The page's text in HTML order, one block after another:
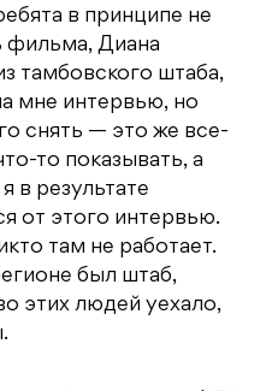
в принципе не
фильма, Диана
тамбовского штаба,
мне интервью, но
снять — это же все-
то показывать, а
в результате
от этого интервью.
там не работает.
был штаб,
этих людей уехало,